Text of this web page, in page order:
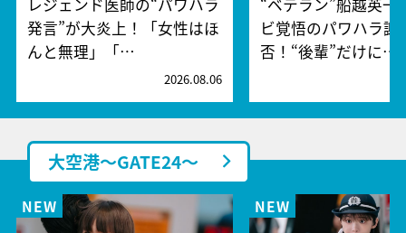
発言”が大炎上！「女性はほ
んと無理」「…
2026.08.06
ビ覚悟のパワハラ謝
否！“後輩”だけに…
大空港～GATE24～